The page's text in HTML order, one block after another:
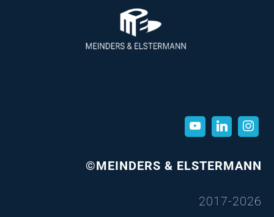
©MEINDERS & ELSTERMANN
2017-2026